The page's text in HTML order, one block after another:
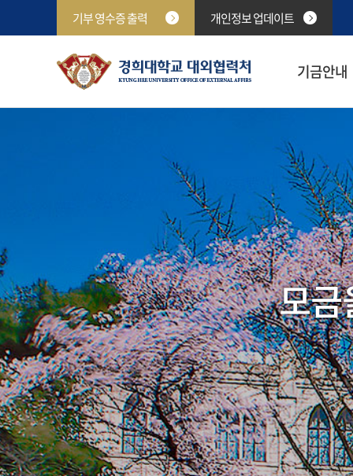
기부 영수증 출력 개인정보 업데이트
기금안내
모금